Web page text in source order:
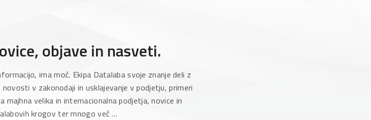
objave in nasveti.
ima moč. Ekipa Datalaba svoje znanje deli z
v zakonodaji in usklajevanje v podjetju, primeri
majhna velika in internacionalna podjetja, novice in
krogov ter mnogo več …